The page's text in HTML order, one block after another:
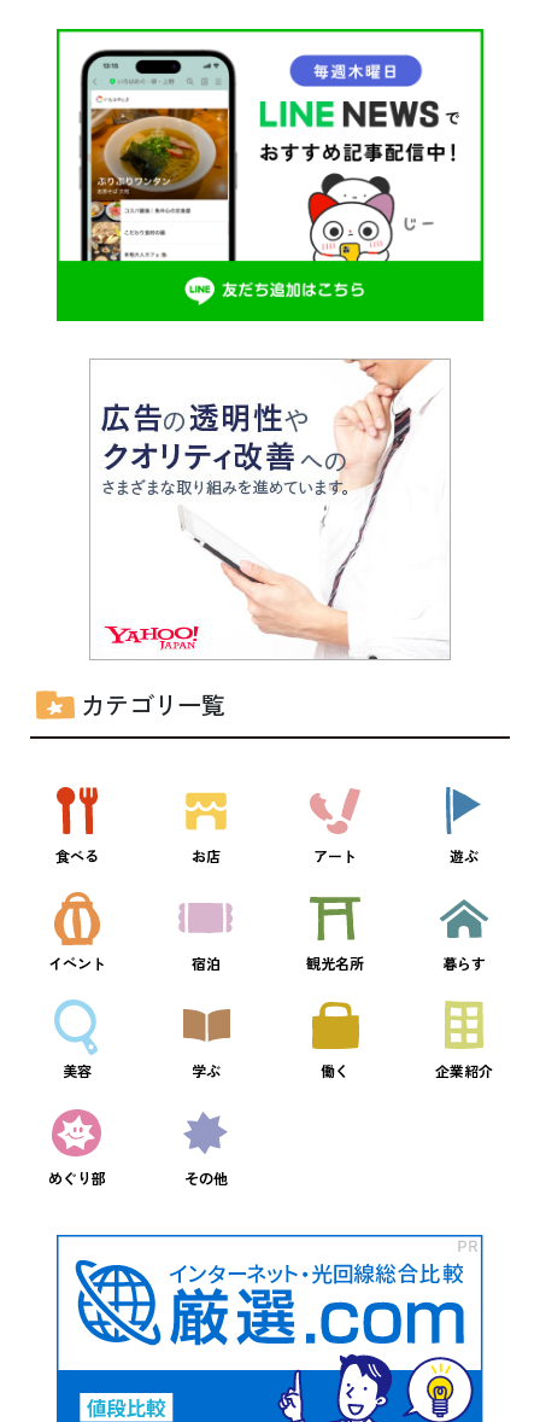
カテゴリ一覧
食べる お店 アート 遊ぶ
イベント 宿泊 観光名所 暮らす
美容 学ぶ 働く 企業紹介
めぐり部 その他